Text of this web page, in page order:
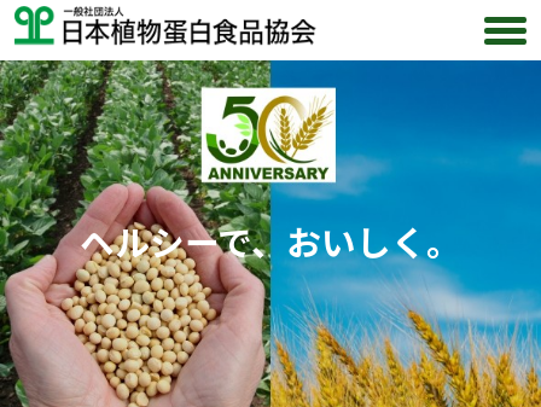
ヘルシーで、おいしく。